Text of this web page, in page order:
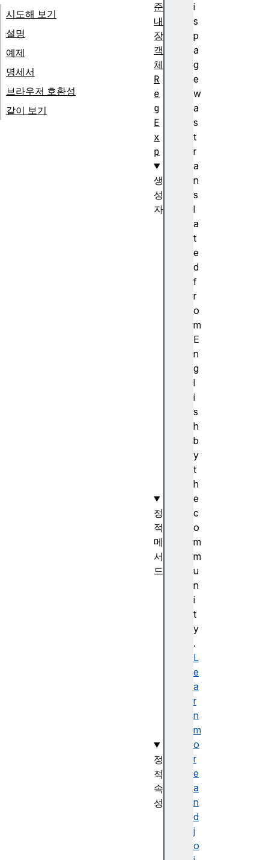
i
s
p
a
g
e
w
a
s
t
r
a
n
s
l
a
t
e
d
f
r
o
m
E
n
g
l
i
s
h
b
y
t
h
e
c
o
m
m
u
n
i
t
y
.
L
e
a
r
n
m
o
r
e
a
n
d
j
o
시도해 보기
설명
예제
명세서
브라우저 호환성
같이 보기
준
내
장
객
체
R
e
g
E
x
p
생
성
자
정
적
메
서
드
정
적
속
성